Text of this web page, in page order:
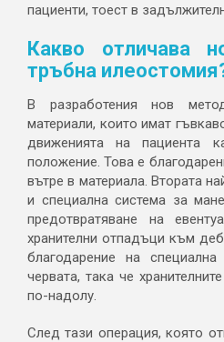
пациенти, тоест в
Какво отличава
тръбна
В разработения нов
материали, които имат
движенията на пациента
положение. Това е
вътре в материала. Втората
и специална система за
предотвратяване на
хранителни отпадъци към
благодарение на
червата, така че
по-надолу.
След тази операция, която